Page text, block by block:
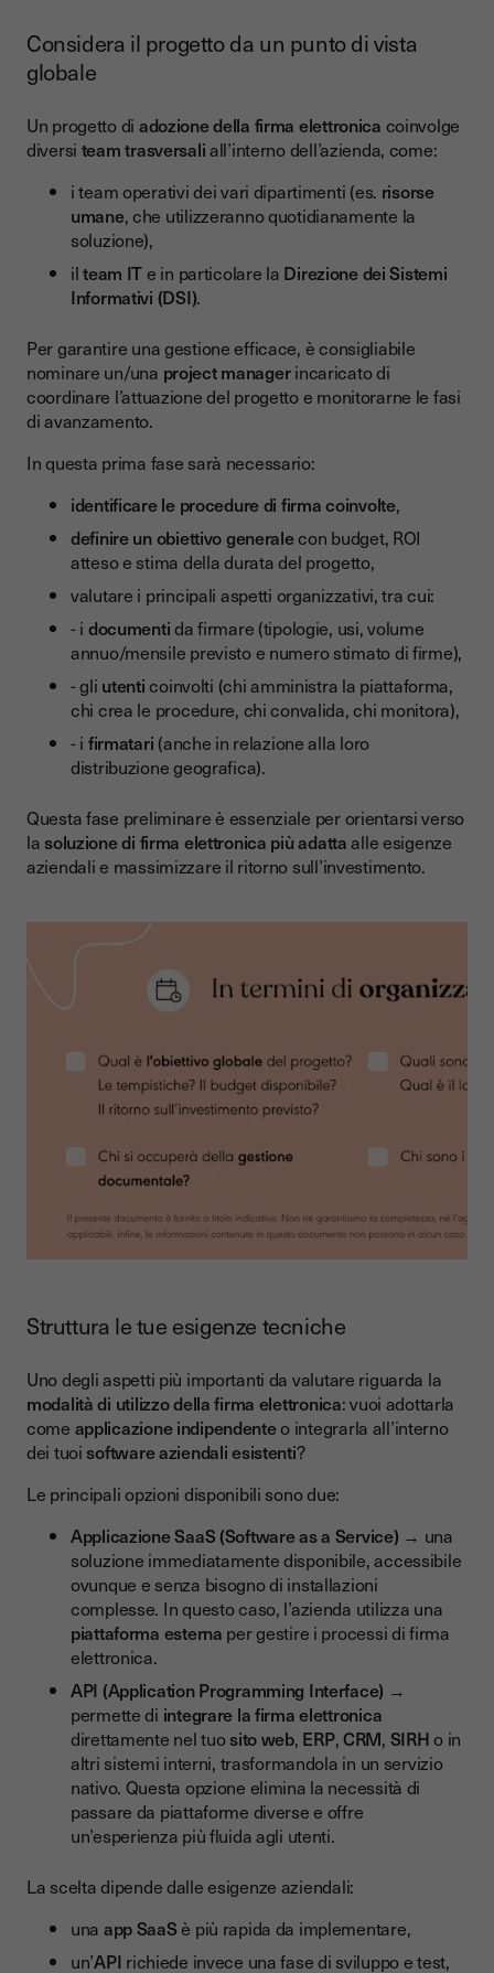
Considera il progetto da un punto di vista
globale
Un progetto di adozione della firma elettronica coinvolge
diversi team trasversaliall’interno dell’azienda, come:
i team operativi dei vari dipartimenti (es. risorse
umane, che utilizzeranno quotidianamente la
soluzione),
ilteam ITe in particolare la Direzione dei Sistemi
Informativi (DSI).
Per garantire una gestione efficace, è consigliabile
nominare un/una project managerincaricato di
coordinare l’attuazione del progetto e monitorarne le fasi
di avanzamento.
In questa prima fase sarà necessario:
identificare le procedure di firma coinvolte,
definire un obiettivo generalecon budget, ROI
atteso e stima della durata del progetto,
valutare i principali aspetti organizzativi, tra cui:
- i documentida firmare (tipologie, usi, volume
annuo/mensile previsto e numero stimato di firme),
- gli utenticoinvolti (chi amministra la piattaforma,
chi crea le procedure, chi convalida, chi monitora),
- i firmatari (anche in relazione alla loro
distribuzione geografica).
Questa fase preliminare è essenziale per orientarsi verso
lasoluzione di firma elettronica più adattaalle esigenze
aziendali e massimizzare il ritorno sull’investimento.
Struttura le tue esigenze tecniche
Uno degli aspetti più importanti da valutare riguarda la
modalità di utilizzo della firma elettronica: vuoi adottarla
come applicazione indipendenteo integrarla all’interno
dei tuoisoftware aziendali esistenti?
Le principali opzioni disponibili sono due:
Applicazione SaaS (Software as a Service) → una
soluzione immediatamente disponibile, accessibile
ovunque e senza bisogno di installazioni
complesse. In questo caso, l’azienda utilizza una
piattaforma esterna per gestire i processi di firma
elettronica.
API (Application Programming Interface) →
permette di integrare la firma elettronica
direttamente nel tuosito web, ERP,CRM, SIRHo in
altri sistemi interni, trasformandola in un servizio
nativo. Questa opzione elimina la necessità di
passare da piattaforme diverse e offre
un’esperienza più fluida agli utenti.
La scelta dipende dalle esigenze aziendali:
una app SaaSè più rapida da implementare,
un’API richiede invece una fase di sviluppo e test,